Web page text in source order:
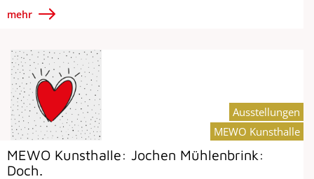
mehr
MEWO Kunsthalle: Jochen Mühlenbrink:
Doch.
Ausstellungen
MEWO Kunsthalle